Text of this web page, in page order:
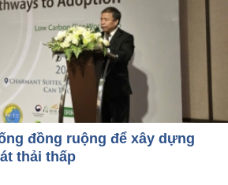
đồng ruộng để xây dựng
thải thấp